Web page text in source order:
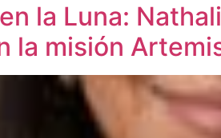
la Luna:
la misión